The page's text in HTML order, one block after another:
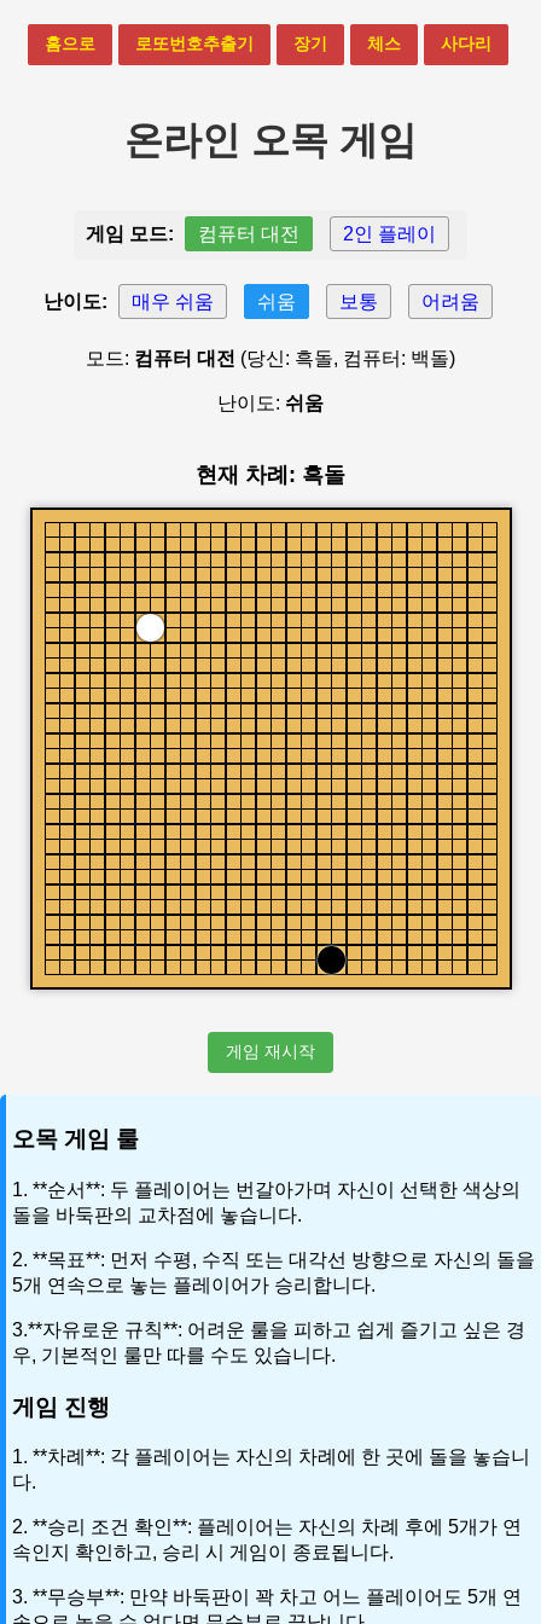
홈으로 로또번호추출기 장기 체스 사다리
온라인 오목 게임
게임 모드: 컴퓨터 대전 2인 플레이
난이도: 매우 쉬움 쉬움 보통 어려움
모드: 컴퓨터 대전 (당신: 흑돌, 컴퓨터: 백돌)
난이도: 쉬움
현재 차례: 흑돌
게임 재시작
오목 게임 룰
1. **순서**: 두 플레이어는 번갈아가며 자신이 선택한 색상의
돌을 바둑판의 교차점에 놓습니다.
2. **목표**: 먼저 수평, 수직 또는 대각선 방향으로 자신의 돌을
5개 연속으로 놓는 플레이어가 승리합니다.
3.**자유로운 규칙**: 어려운 룰을 피하고 쉽게 즐기고 싶은 경
우, 기본적인 룰만 따를 수도 있습니다.
게임 진행
1. **차례**: 각 플레이어는 자신의 차례에 한 곳에 돌을 놓습니
다.
2. **승리 조건 확인**: 플레이어는 자신의 차례 후에 5개가 연
속인지 확인하고, 승리 시 게임이 종료됩니다.
3. **무승부**: 만약 바둑판이 꽉 차고 어느 플레이어도 5개 연